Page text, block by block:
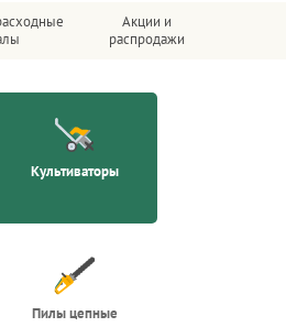
Акции и
распродажи
Культиваторы
Пилы цепные